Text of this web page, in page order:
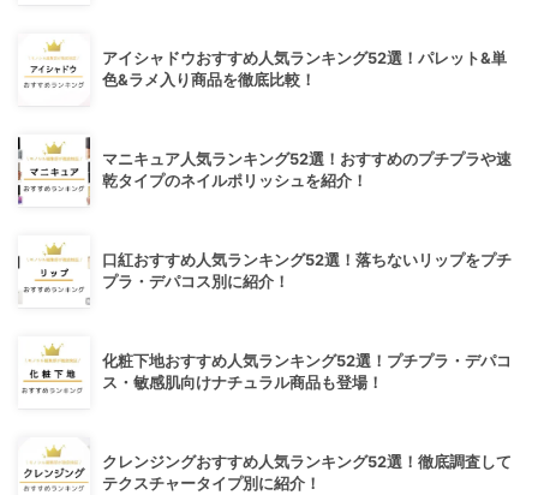
アイシャドウおすすめ人気ランキング52選！パレット&単
色&ラメ入り商品を徹底比較！
マニキュア人気ランキング52選！おすすめのプチプラや速
乾タイプのネイルポリッシュを紹介！
口紅おすすめ人気ランキング52選！落ちないリップをプチ
プラ・デパコス別に紹介！
化粧下地おすすめ人気ランキング52選！プチプラ・デパコ
ス・敏感肌向けナチュラル商品も登場！
クレンジングおすすめ人気ランキング52選！徹底調査して
テクスチャータイプ別に紹介！